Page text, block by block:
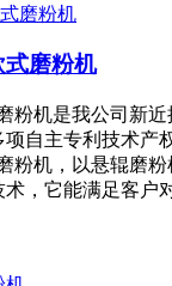
磨粉机
粉机是我公司新
项自主专利技术产
粉机，以悬辊磨粉
术，它能满足客户